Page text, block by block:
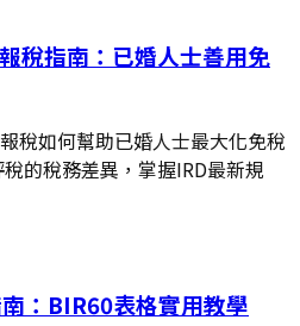
稅指南：已婚人士善用免
稅如何幫助已婚人士最大化免稅
的稅務差異，掌握IRD最新規
：BIR60表格實用教學